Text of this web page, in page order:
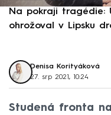
Na pokraji tragédie:
ohrožoval v Lipsku
Denisa Korityáková
27. srp 2021, 10:24
Studená fronta